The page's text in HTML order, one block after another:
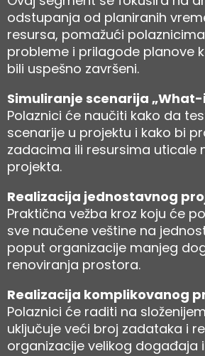
odstupanja od planiranih
resursa, pomažući
probleme i prilagode planove
bili uspešno završeni.
Simuliranje scenarija
Polaznici će naučiti kako da
scenarije u projektu i kako bi
zadacima ili resursima uticale
projekta.
Realizacija jednostavnog
Praktična vežba kroz koju će
sve naučene veštine na
poput organizacije manjeg
renoviranja prostora.
Realizacija komplikovanog
Polaznici će raditi na
uključuje veći broj zadataka i
organizacije velikog događaja